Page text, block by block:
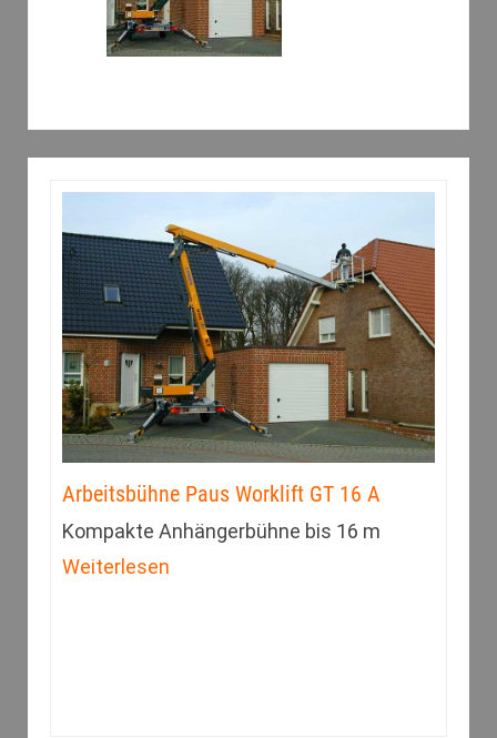
Arbeitsbühne Paus Worklift GT 16 A
Kompakte Anhängerbühne bis 16 m
Weiterlesen